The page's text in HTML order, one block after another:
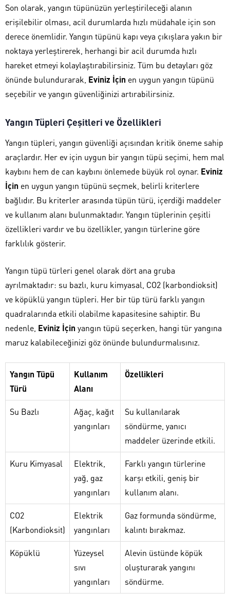
Son olarak, yangın tüpünüzün yerleştirileceği alanın
erişilebilir olması, acil durumlarda hızlı müdahale için son
derece önemlidir. Yangın tüpünü kapı veya çıkışlara yakın bir
noktaya yerleştirerek, herhangi bir acil durumda hızlı
hareket etmeyi kolaylaştırabilirsiniz. Tüm bu detayları göz
önünde bulundurarak, Eviniz İçin en uygun yangın tüpünü
seçebilir ve yangın güvenliğinizi artırabilirsiniz.
Yangın Tüpleri Çeşitleri ve Özellikleri
Yangın tüpleri, yangın güvenliği açısından kritik öneme sahip
araçlardır. Her ev için uygun bir yangın tüpü seçimi, hem mal
kaybını hem de can kaybını önlemede büyük rol oynar. Eviniz
İçin en uygun yangın tüpünü seçmek, belirli kriterlere
bağlıdır. Bu kriterler arasında tüpün türü, içerdiği maddeler
ve kullanım alanı bulunmaktadır. Yangın tüplerinin çeşitli
özellikleri vardır ve bu özellikler, yangın türlerine göre
farklılık gösterir.
Yangın tüpü türleri genel olarak dört ana gruba
ayrılmaktadır: su bazlı, kuru kimyasal, CO2 (karbondioksit)
ve köpüklü yangın tüpleri. Her bir tüp türü farklı yangın
quadralarında etkili olabilme kapasitesine sahiptir. Bu
nedenle, Eviniz İçin yangın tüpü seçerken, hangi tür yangına
maruz kalabileceğinizi göz önünde bulundurmalısınız.
Yangın Tüpü
Türü
Kullanım
Alanı
Özellikleri
Su Bazlı
Ağaç, kağıt
yangınları
Su kullanılarak
söndürme, yanıcı
maddeler üzerinde etkili.
Kuru Kimyasal
Elektrik,
yağ, gaz
yangınları
Farklı yangın türlerine
karşı etkili, geniş bir
kullanım alanı.
CO2
(Karbondioksit)
Elektrik
yangınları
Gaz formunda söndürme,
kalıntı bırakmaz.
Köpüklü
Yüzeysel
sıvı
yangınları
Alevin üstünde köpük
oluşturarak yangını
söndürme.